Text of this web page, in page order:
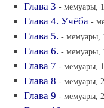
Глава 3 - мемуары,
Глава 4. Учёба -
Глава 5. - мемуары,
Глава 6. - мемуары,
Глава 7 - мемуары,
Глава 8 - мемуары,
Глава 9 - мемуары,